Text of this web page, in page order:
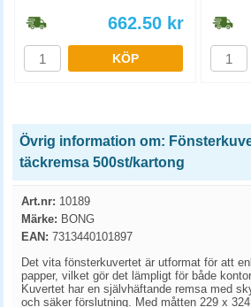
662.50 kr
KÖP
Övrig information om:
täckremsa 500st/kartong
Art.nr: 10189
Märke: BONG
EAN: 7313440101897
Det vita fönsterkuvertet är utformat för att
papper, vilket gör det lämpligt för både
Kuvertet har en självhäftande remsa med
och säker förslutning. Med måtten 229 x